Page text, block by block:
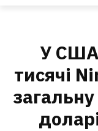
У США
тисячі